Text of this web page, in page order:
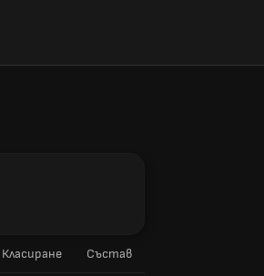
Класиране Състав